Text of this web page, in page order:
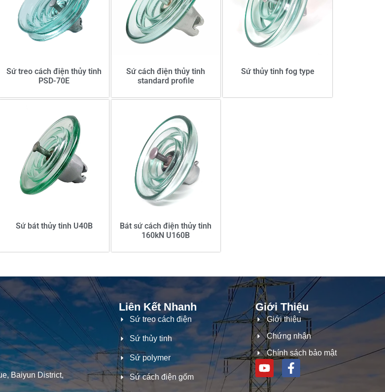
Sứ treo cách điện thủy tinh
PSD-70E
Sứ cách điện thủy tinh
standard profile
Sứ thủy tinh fog type
Sứ bát thủy tinh U40B
Bát sứ cách điện thủy tinh
160kN U160B
Baiyun District,
Liên Kết Nhanh
Sứ treo cách điện
Sứ thủy tinh
Sứ polymer
Sứ cách điện gốm
Giới Thiệu
Giới thiệu
Chứng nhận
Chính sách bảo mật